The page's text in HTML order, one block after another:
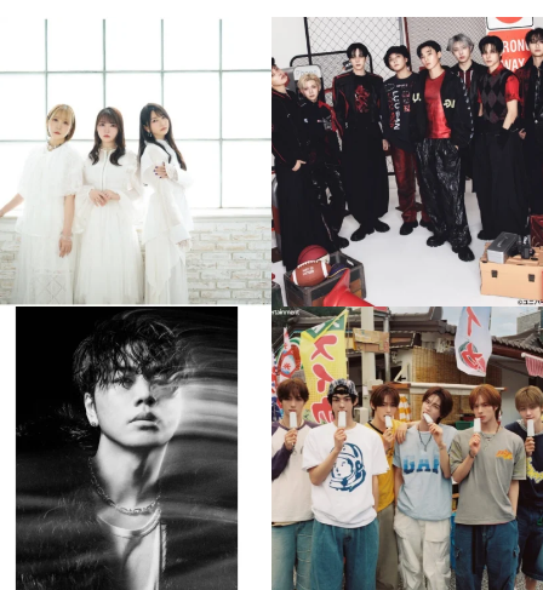
...
8月 4
4 0
musicjapantv
💡08/05(水)23:00特番放送！
...
8月 4
4 0
musicjapantv
💡8月特番放送決定！
...
8月 4
608 0
musicjapantv
💡8月特番放送決定！
...
8月 4
6 0